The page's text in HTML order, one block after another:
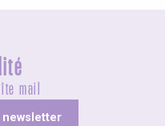
mail
newsletter